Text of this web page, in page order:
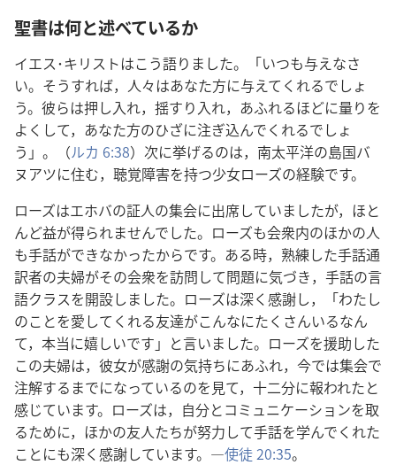
聖書は何と述べているか
イエス･キリストはこう語りました。「いつも与えなさ
い。そうすれば，人々はあなた方に与えてくれるでしょ
う。彼らは押し入れ，揺すり入れ，あふれるほどに量りを
よくして，あなた方のひざに注ぎ込んでくれるでしょ
う」。（ルカ 6:38）次に挙げるのは，南太平洋の島国バ
ヌアツに住む，聴覚障害を持つ少女ローズの経験です。
ローズはエホバの証人の集会に出席していましたが，ほと
んど益が得られませんでした。ローズも会衆内のほかの人
も手話ができなかったからです。ある時，熟練した手話通
訳者の夫婦がその会衆を訪問して問題に気づき，手話の言
語クラスを開設しました。ローズは深く感謝し，「わたし
のことを愛してくれる友達がこんなにたくさんいるなん
て，本当に嬉しいです」と言いました。ローズを援助した
この夫婦は，彼女が感謝の気持ちにあふれ，今では集会で
注解するまでになっているのを見て，十二分に報われたと
感じています。ローズは，自分とコミュニケーションを取
るために，ほかの友人たちが努力して手話を学んでくれた
ことにも深く感謝しています。―使徒 20:35。